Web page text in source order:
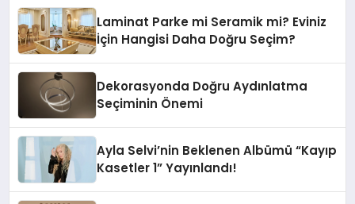
Laminat Parke mi Seramik mi? Eviniz
İçin Hangisi Daha Doğru Seçim?
Dekorasyonda Doğru Aydınlatma
Seçiminin Önemi
Ayla Selvi’nin Beklenen Albümü “Kayıp
Kasetler 1” Yayınlandı!